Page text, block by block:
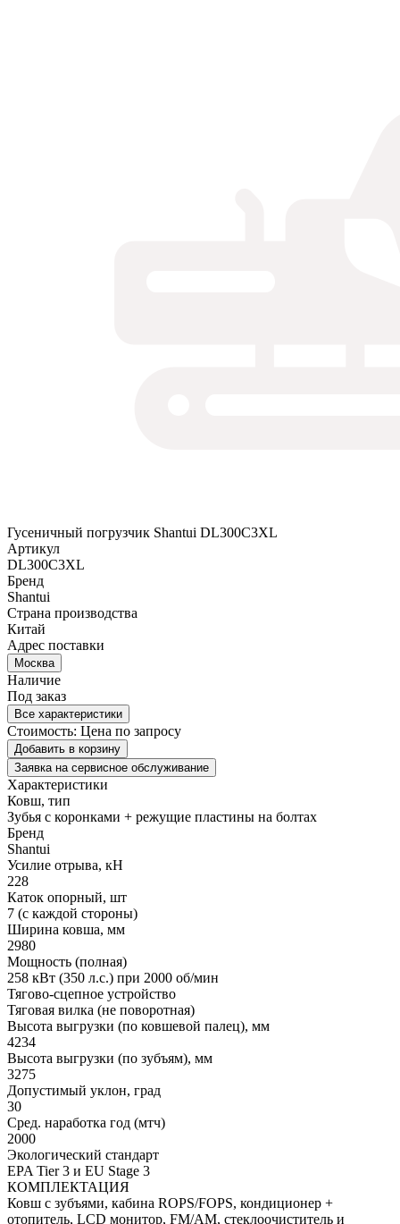
Гусеничный погрузчик Shantui DL300C3XL
Артикул
DL300C3XL
Бренд
Shantui
Страна производства
Китай
Адрес поставки
Москва
Наличие
Под заказ
Все характеристики
Стоимость: Цена по запросу
Добавить в корзину
Заявка на сервисное обслуживание
Характеристики
Ковш, тип
Зубья с коронками + режущие пластины на болтах
Бренд
Shantui
Усилие отрыва, кН
228
Каток опорный, шт
7 (с каждой стороны)
Ширина ковша, мм
2980
Мощность (полная)
258 кВт (350 л.с.) при 2000 об/мин
Тягово-сцепное устройство
Тяговая вилка (не поворотная)
Высота выгрузки (по ковшевой палец), мм
4234
Высота выгрузки (по зубъям), мм
3275
Допустимый уклон, град
30
Сред. наработка год (мтч)
2000
Экологический стандарт
EPA Tier 3 и EU Stage 3
КОМПЛЕКТАЦИЯ
Ковш с зубъями, кабина ROPS/FOPS, кондиционер +
отопитель, LCD монитор, FM/AM, стеклоочиститель и